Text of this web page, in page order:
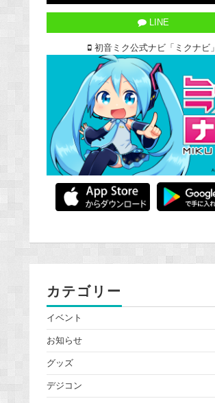
LINE
初音ミク公式ナビ「ミクナビ」
カテゴリー
イベント
お知らせ
グッズ
デジコン